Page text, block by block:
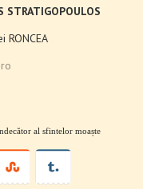
STRATIGOPOULOS
RONCEA
al sfintelor moaște